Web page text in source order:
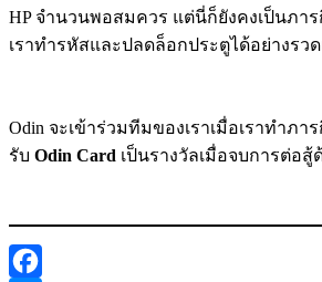
HP จำนวนพอสมควร แต่นี่ก็ยังคงเป็นภา
เราทำรหัสและปลดล็อกประตูได้อย่างรวด
Odin จะเข้าร่วมทีมของเราเมื่อเราทำภา
รับ Odin Card เป็นรางวัลเมื่อจบการต่อสู้